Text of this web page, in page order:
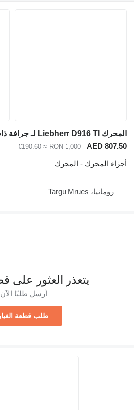
AED
RON 1,000
≈ €190.60
المحرك - المحرك
رومانيا، Targu Mrues
يتعذر العثور على
أرسل طلبًا الآن!
طلب قطعة الغيار